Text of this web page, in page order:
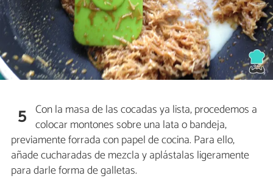
5 Con la masa de las cocadas ya lista, procedemos a
colocar montones sobre una lata o bandeja,
previamente forrada con papel de cocina. Para ello,
añade cucharadas de mezcla y aplástalas ligeramente
para darle forma de galletas.